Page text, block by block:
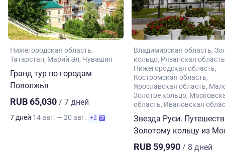
Нижегородская область
Татарстан Марий Эл Чувашия
Гранд тур по городам
Поволжья
RUB 65,030 / 7 дней
7 дней 14 авг. — 20 авг. +2
Владимирская область
кольцо Рязанская область
Нижегородская область
Костромская область
Ярославская область
Золотое кольцо
область Ивановская
Звезда Руси.
Золотому кольцу из
RUB 59,990 / 8 дней